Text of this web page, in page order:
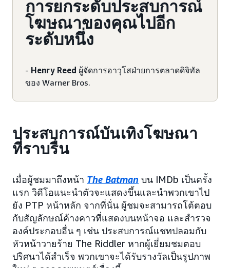
การยกระดับประสบการณ์
โฆษณาของคุณไปอีก
ระดับหนึ่ง
- Henry Reed ผู้จัดการอาวุโสฝ่ายการตลาดดิจิทัล
ของ Warner Bros.
ประสบการณ์บันเทิงโฆษณา
ที่ราบรื่น
เมื่อผู้ชมมาถึงหน้า The Batman บน IMDb เป็นครั้ง
แรก วิดีโอแนะนำตัวจะแสดงขึ้นและนำพวกเขาไป
ยัง PTP หน้าหลัก จากที่นั่น ผู้ชมจะสามารถโต้ตอบ
กับสัญลักษณ์ค้างคาวที่แสดงบนหน้าจอ และสำรวจ
องค์ประกอบอื่น ๆ เช่น ประสบการณ์แชทปลอมกับ
หัวหน้าวายร้าย The Riddler หากผู้เยี่ยมชมตอบ
ปริศนาได้สำเร็จ พวกเขาจะได้รับรางวัลเป็นรูปภาพ